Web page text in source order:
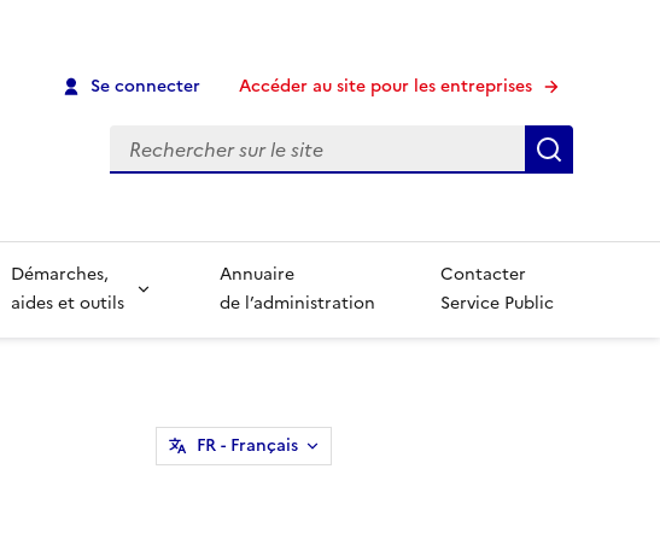
Se connecter Accéder au site pour les entreprises
Recherche
Démarches,
aides et outils
Annuaire
de l’administration
Contacter
Service Public
FR- Français